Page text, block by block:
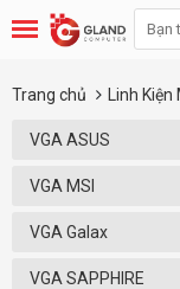
Trang chủ Linh
VGA ASUS
VGA MSI
VGA Galax
VGA SAPPHIRE